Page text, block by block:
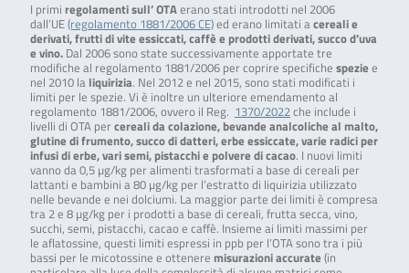
I primi regolamenti sull’ OTAerano stati introdotti nel 2006
dall’UE(regolamento 1881/2006 CE)ed erano limitati a cereali e
derivati, frutti di vite essiccati, caffè e prodotti derivati, succo d’uva
e vino.Dal 2006 sono state successivamente apportate tre
modifiche al regolamento 1881/2006 per coprire specifiche spezie e
nel 2010 la liquirizia. Nel 2012 e nel 2015, sono stati modificati i
limiti per le spezie. Vi è inoltre un ulteriore emendamento al
regolamento 1881/2006, ovvero il Reg. 1370/2022che include i
livelli di OTA per cereali da colazione, bevande analcoliche al malto,
glutine di frumento, succo di datteri, erbe essiccate, varie radici per
infusi di erbe, vari semi, pistacchi e polvere di cacao. I nuovi limiti
vanno da 0,5 µg/kg per alimenti trasformati a base di cereali per
lattanti e bambini a 80 µg/kg per l’estratto di liquirizia utilizzato
nelle bevande e nei dolciumi. La maggior parte dei limiti è compresa
tra 2 e 8 µg/kg per i prodotti a base di cereali, frutta secca, vino,
succhi, semi, pistacchi, cacao e caffè. Insieme ai limiti massimi per
le aflatossine, questi limiti espressi in ppb per l’OTA sono tra i più
bassi per le micotossine e ottenere misurazioni accurate (in